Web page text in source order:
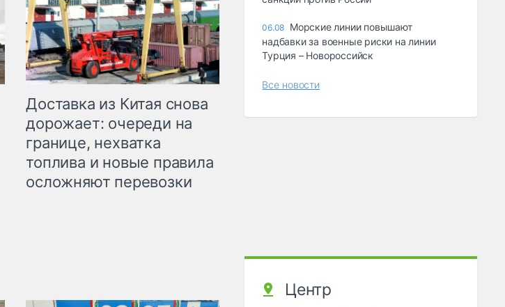
Доставка из Китая снова
дорожает: очереди на
границе, нехватка
топлива и новые правила
осложняют перевозки
06.08 Морские линии повышают
надбавки за военные риски на линии
Турция – Новороссийск
Все новости
Центр